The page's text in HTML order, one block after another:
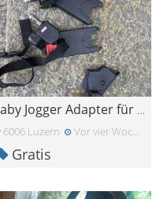
Baby Jogger Adapter für Autositz
6006 Luzern Vor vier Wochen
Gratis